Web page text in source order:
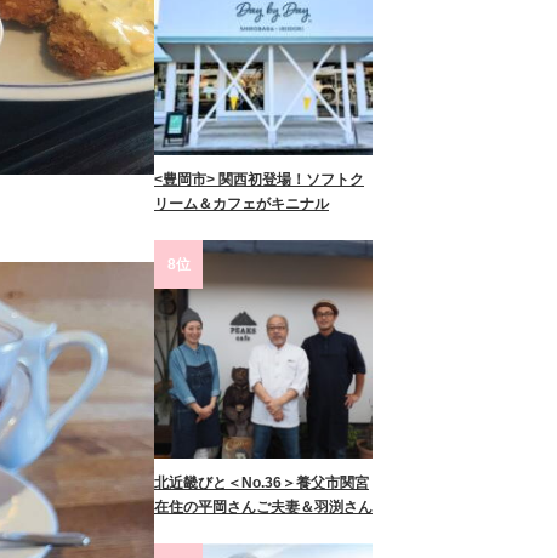
<豊岡市> 関西初登場！ソフトク
リーム＆カフェがキニナル
8位
北近畿びと＜No.36＞養父市関宮
在住の平岡さんご夫妻＆羽渕さん